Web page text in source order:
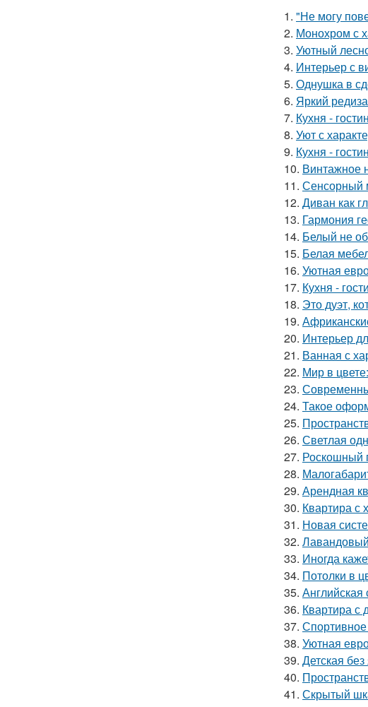
1. "Не могу
2. Монохром с
3. Уютный
4. Интерьер с
5. Однушка в
6. Яркий
7. Кухня -
8. Уют с
9. Кухня -
10. Винтажное
11. Сенсорный
12. Диван как
13. Гармония
14. Белый не
15. Белая
16. Уютная
17. Кухня -
18. Это дуэт,
19.
20. Интерьер
21. Ванная с
22. Мир в
23.
24. Такое
25.
26. Светлая
27. Роскошный
28.
29. Арендная
30. Квартира с
31. Новая
32.
33. Иногда
34. Потолки в
35. Английская
36. Квартира с
37. Спортивное
38. Уютная
39. Детская
40.
41. Скрытый